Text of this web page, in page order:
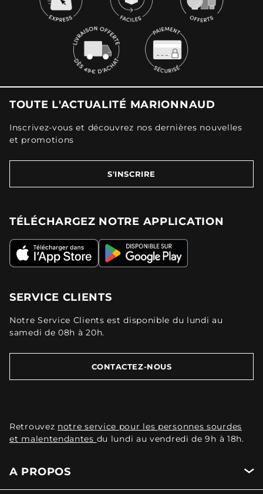
TOUTE L'ACTUALITÉ MARIONNAUD
Inscrivez-vous et découvrez nos dernières nouvelles
et promotions
S'INSCRIRE
TÉLÉCHARGEZ NOTRE APPLICATION
SERVICE CLIENTS
Notre Service Clients est disponible du lundi au
samedi de 08h à 20h.
CONTACTEZ-NOUS
Retrouvez notre service pour les personnes sourdes
et malentendantes du lundi au vendredi de 9h à 18h.
A PROPOS